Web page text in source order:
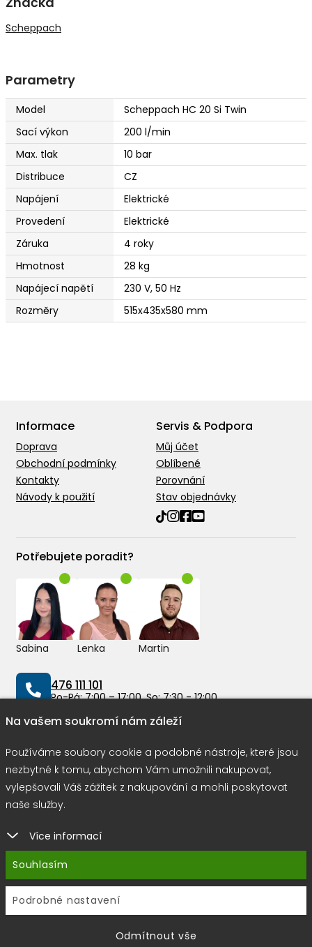
Scheppach
Parametry
Model
Scheppach HC 20 Si Twin
Sací výkon
200 l/min
Max. tlak
10 bar
Distribuce
CZ
Napájení
Elektrické
Provedení
Elektrické
Záruka
4 roky
Hmotnost
28 kg
Napájecí napětí
230 V, 50 Hz
Rozměry
515x435x580 mm
Informace
Doprava
Obchodní podmínky
Kontakty
Návody k použití
Servis & Podpora
Můj účet
Oblíbené
Porovnání
Stav objednávky
Potřebujete poradit?
Sabina Lenka Martin
476 111 101
Po-Pá: 7:00 – 17:00, So: 7:30 - 12:00
Možnosti dopravy
Rychlá a bezpečná platba
Copyright © 2026 |E-shop JEDNIČKY|MarketingDOKTOR
ESHOP&
BANERY
Na vašem soukromí nám záleží
Používáme soubory cookie a podobné nástroje, které jsou
nezbytné k tomu, abychom Vám umožnili nakupovat,
vylepšovali Váš zážitek z nakupování a mohli poskytovat
naše služby.
Více informací
Souhlasím
Podrobné nastavení
Odmítnout vše